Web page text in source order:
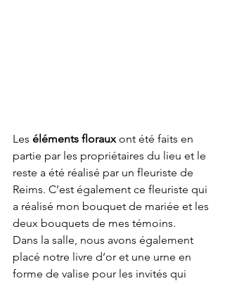
Les éléments floraux ont été faits en
partie par les propriétaires du lieu et le
reste a été réalisé par un fleuriste de
Reims. C’est également ce fleuriste qui
a réalisé mon bouquet de mariée et les
deux bouquets de mes témoins.
Dans la salle, nous avons également
placé notre livre d’or et une urne en
forme de valise pour les invités qui